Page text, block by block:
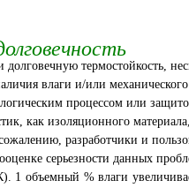
термостойкость,
влаги и/или
процессом или
как изоляционного
разработчики и
серьезности данных
объемный % влаги